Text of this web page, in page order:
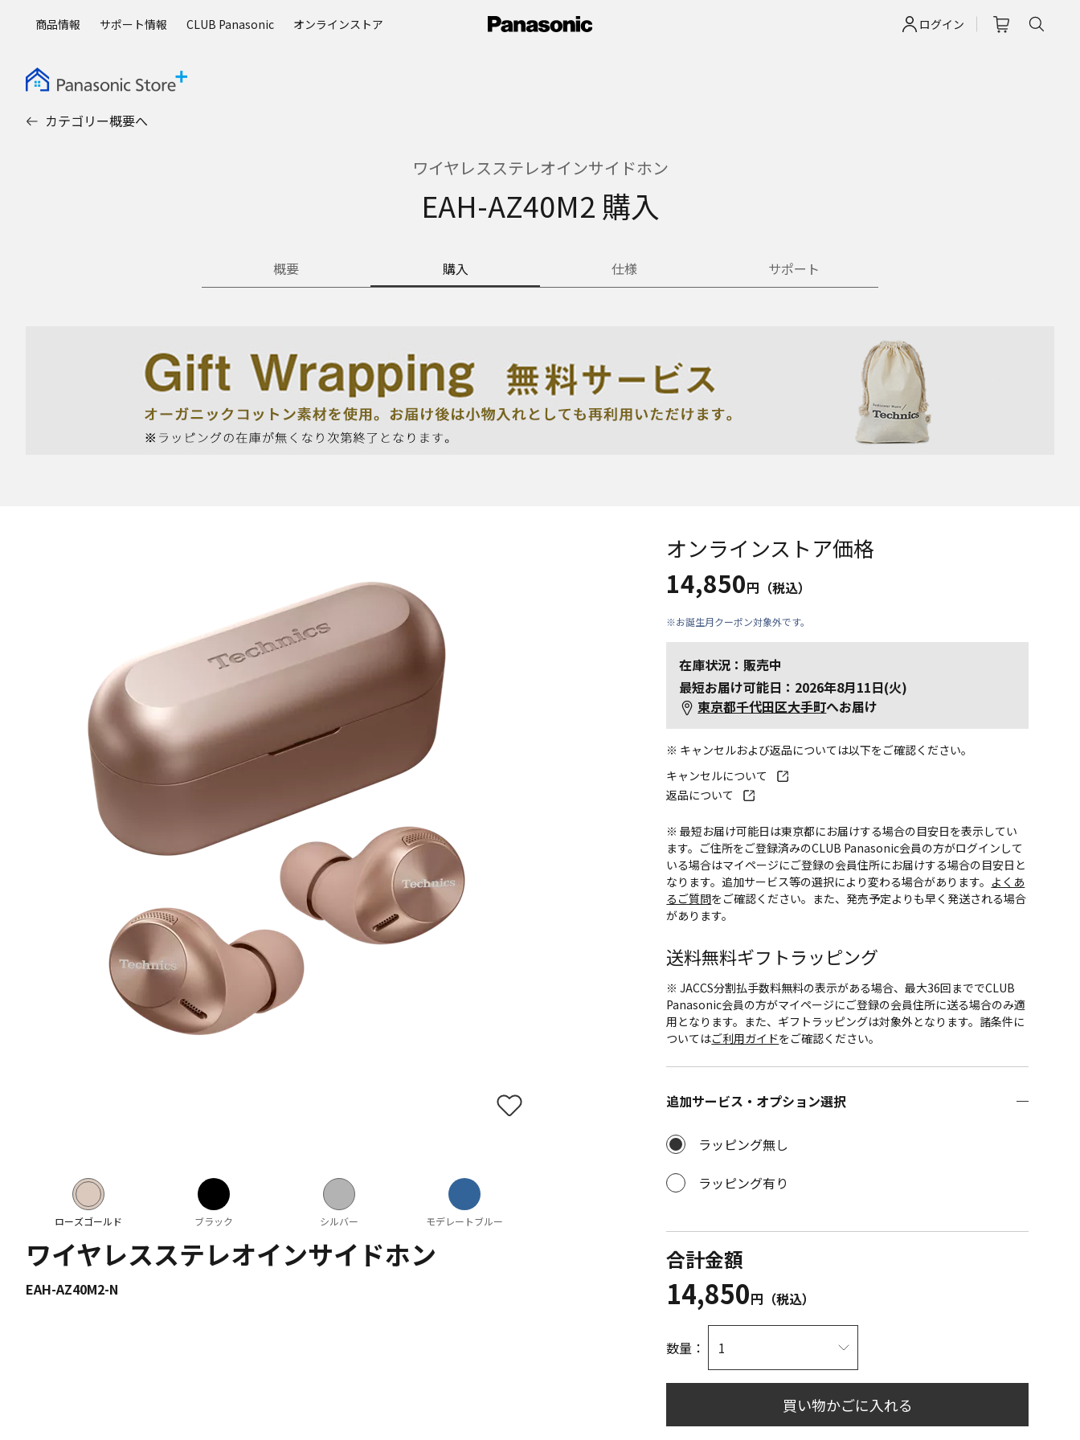
ログイン
商品情報 サポート情報 CLUB Panasonic オンラインストア
カテゴリー概要へ
ワイヤレスステレオインサイドホン
EAH-AZ40M2 購入
概要 購入 仕様 サポート
ローズゴールド ブラック シルバー モデレートブルー
ワイヤレスステレオインサイドホン
EAH-AZ40M2-N
オンラインストア価格
14,850円（税込）
※お誕生月クーポン対象外です。
在庫状況：販売中
最短お届け可能日：2026年8月11日(火)
東京都千代田区大手町へお届け
※ キャンセルおよび返品については以下をご確認ください。
キャンセルについて
返品について
※ 最短お届け可能日は東京都にお届けする場合の目安日を表示してい
ます。ご住所をご登録済みのCLUB Panasonic会員の方がログインして
いる場合はマイページにご登録の会員住所にお届けする場合の目安日と
なります。追加サービス等の選択により変わる場合があります。 よくあ
るご質問をご確認ください。また、発売予定よりも早く発送される場合
があります。
送料無料ギフトラッピング
※ JACCS分割払手数料無料の表示がある場合、最大36回まででCLUB
Panasonic会員の方がマイページにご登録の会員住所に送る場合のみ適
用となります。また、ギフトラッピングは対象外となります。諸条件に
ついてはご利用ガイドをご確認ください。
追加サービス・オプション選択
ラッピング無し
ラッピング有り
合計金額
14,850円（税込）
数量：
買い物かごに入れる